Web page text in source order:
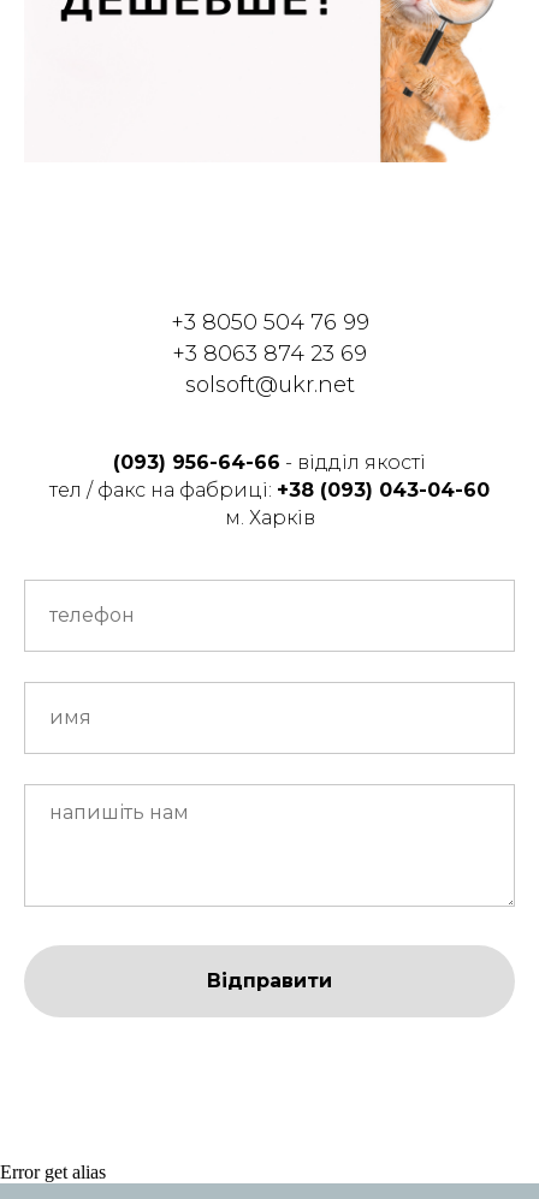
+3 8050 504 76 99
+3 8063 874 23 69
solsoft@ukr.net
(093) 956-64-66 - відділ якості
тел / факс на фабриці: +38 (093) 043-04-60
м. Харків
Відправити
Error get alias